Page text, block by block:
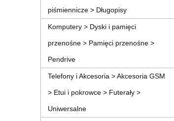
piśmiennicze > Długopisy
Komputery > Dyski i pamięci
przenośne > Pamięci przenośne >
Pendrive
Telefony i Akcesoria > Akcesoria GSM
> Etui i pokrowce > Futerały >
Uniwersalne